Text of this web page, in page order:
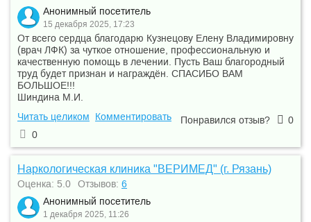
Анонимный посетитель
15 декабря 2025, 17:23
От всего сердца благодарю Кузнецову Елену Владимировну
(врач ЛФК) за чуткое отношение, профессиональную и
качественную помощь в лечении. Пусть Ваш благородный
труд будет признан и награждён. СПАСИБО ВАМ
БОЛЬШОЕ!!!
Шиндина М.И.
Читать целиком
Комментировать Понравился отзыв?
0
0
Наркологическая клиника "ВЕРИМЕД" (г. Рязань)
Оценка: 5.0 Отзывов: 6
Анонимный посетитель
1 декабря 2025, 11:26